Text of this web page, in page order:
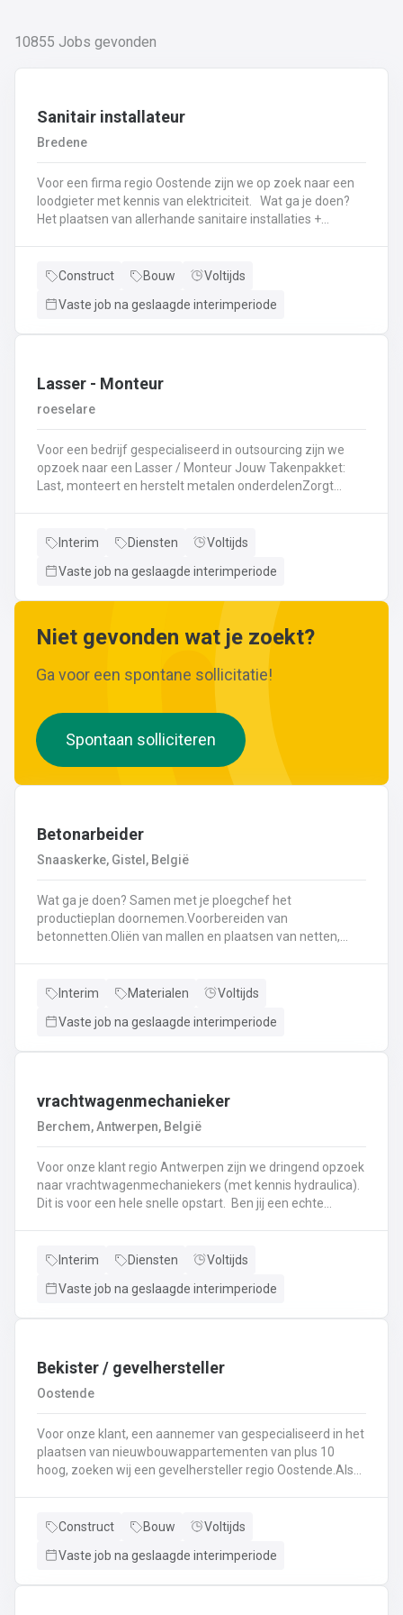
10855 Jobs gevonden
Sanitair installateur
Bredene
Voor een firma regio Oostende zijn we op zoek naar een
loodgieter met kennis van elektriciteit. Wat ga je doen?
Het plaatsen van allerhande sanitaire installaties +
sanitaire toestellenBij Klanten herstellingen gaan
Neem gerust de vacature even door! Indien je nog vragen
Construct Bouw
Voltijds
Vaste job na geslaagde interimperiode
Lasser - Monteur
roeselare
Voor een bedrijf gespecialiseerd in outsourcing zijn we
opzoek naar een Lasser / Monteur Jouw Takenpakket:
Last, monteert en herstelt metalen onderdelenZorgt
gemakBepaalt en past de juiste lastechniek toe
kwaliteitsgericht volgens veiligheidsvoorschriftenDraagt
Interim Diensten
Voltijds
Vaste job na geslaagde interimperiode
Niet gevonden wat je zoekt?
Ga voor een spontane sollicitatie!
Spontaan solliciteren
Betonarbeider
Snaaskerke, Gistel, België
Wat ga je doen? Samen met je ploegchef het
productieplan doornemen.Voorbereiden van
betonnetten.Oliën van mallen en plaatsen van netten,
eindafwerking.Frezen, boren, en zagen in de
klaar zijn voor gebruik.Opruimen van de werkplaats en
Interim Materialen
Voltijds
Vaste job na geslaagde interimperiode
vrachtwagenmechanieker
Berchem, Antwerpen, België
Voor onze klant regio Antwerpen zijn we dringend opzoek
naar vrachtwagenmechaniekers (met kennis hydraulica).
Dit is voor een hele snelle opstart. Ben jij een echte
Dan ben jij de persoon die wij zoeken!
Interim Diensten
Voltijds
Vaste job na geslaagde interimperiode
Bekister / gevelhersteller
Oostende
Voor onze klant, een aannemer van gespecialiseerd in het
plaatsen van nieuwbouwappartementen van plus 10
hoog, zoeken wij een gevelhersteller regio Oostende.Als
collegas. Je zal voornamelijk ingezet worden voor:
gevel;Opnieuw voegen van bakstenen;Renovatie van
Construct Bouw
Voltijds
Vaste job na geslaagde interimperiode